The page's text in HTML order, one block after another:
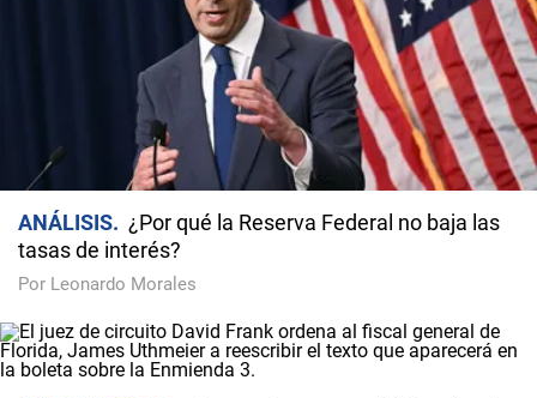
ANÁLISIS
¿Por qué la Reserva Federal no baja las
tasas de interés?
Por Leonardo Morales